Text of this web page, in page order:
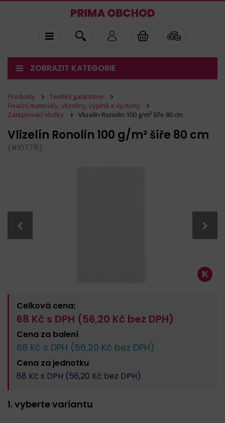
ZOBRAZIT KATEGORIE
Produkty
Textilní galanterie
Fixační materiály, vlizelíny, výplně a výztuhy
Zateplovací vložky
Vlizelín Ronolin 100 g/m² šíře 80 cm
Vlizelín Ronolin 100 g/m² šíře 80 cm
(#107715)
Celková cena:
68 Kč s DPH (56,20 Kč bez DPH)
Cena za balení
68 Kč s DPH (56,20 Kč bez DPH)
Cena za jednotku
68 Kč s DPH (56,20 Kč bez DPH)
1. vyberte variantu